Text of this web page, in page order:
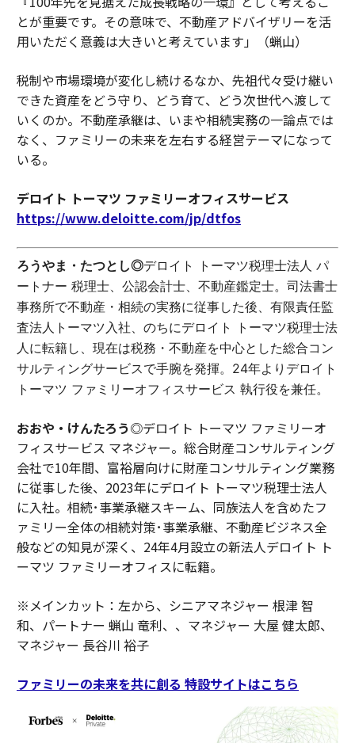
とが重要です。その意味で、不動産アドバイザリーを活
用いただく意義は大きいと考えています」（蝋山）
税制や市場環境が変化し続けるなか、先祖代々受け継い
できた資産をどう守り、どう育て、どう次世代へ渡して
いくのか。不動産承継は、いまや相続実務の一論点では
なく、ファミリーの未来を左右する経営テーマになって
いる。
デロイト トーマツ ファミリーオフィスサービス
https://www.deloitte.com/jp/dtfos
ろうやま・たつとし◎デロイト トーマツ税理士法人 パ
ートナー 税理士、公認会計士、不動産鑑定士。司法書士
事務所で不動産・相続の実務に従事した後、有限責任監
査法人トーマツ入社、のちにデロイト トーマツ税理士法
人に転籍し、現在は税務・不動産を中心とした総合コン
サルティングサービスで手腕を発揮。24年よりデロイト
トーマツ ファミリーオフィスサービス 執行役を兼任。
おおや・けんたろう◎デロイト トーマツ ファミリーオ
フィスサービス マネジャー。総合財産コンサルティング
会社で10年間、富裕層向けに財産コンサルティング業務
に従事した後、2023年にデロイト トーマツ税理士法人
に入社。相続･事業承継スキーム、同族法人を含めたフ
ァミリー全体の相続対策･事業承継、不動産ビジネス全
般などの知見が深く、24年4月設立の新法人デロイト ト
ーマツ ファミリーオフィスに転籍。
※メインカット：左から、シニアマネジャー 根津 智
和、パートナー 蝋山 竜利、、マネジャー 大屋 健太郎、
マネジャー 長谷川 裕子
ファミリーの未来を共に創る 特設サイトはこちら